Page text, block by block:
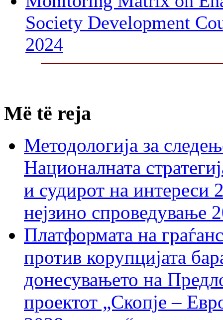
Society Development
2024
Më të reja
Методологија за
Националната
и судирот на интереси
нејзино спроведување
Платформата на
против корупцијата
донесувањето на
проектот „Скопје –